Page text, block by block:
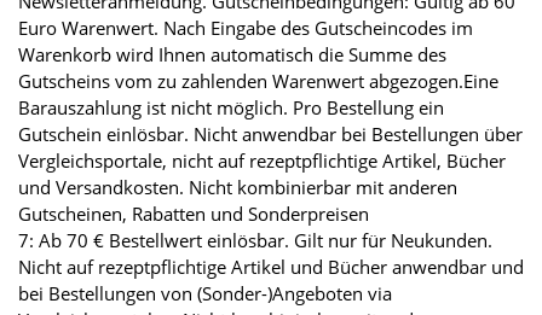
Euro Warenwert. Nach Eingabe des Gutscheincodes im
Warenkorb wird Ihnen automatisch die Summe des
Gutscheins vom zu zahlenden Warenwert abgezogen.Eine
Barauszahlung ist nicht möglich. Pro Bestellung ein
Gutschein einlösbar. Nicht anwendbar bei Bestellungen über
Vergleichsportale, nicht auf rezeptpflichtige Artikel, Bücher
und Versandkosten. Nicht kombinierbar mit anderen
Gutscheinen, Rabatten und Sonderpreisen
7: Ab 70 € Bestellwert einlösbar. Gilt nur für Neukunden.
Nicht auf rezeptpflichtige Artikel und Bücher anwendbar und
bei Bestellungen von (Sonder-)Angeboten via